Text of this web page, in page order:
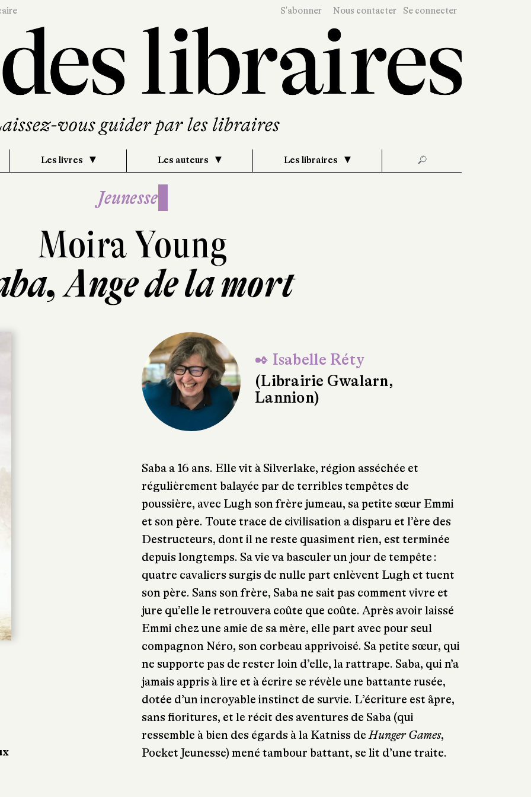
S'abonner Nous contacter Se connecter
Les livres Les auteurs Les libraires 🔎
Jeunesse
Moira Young
Ange de la mort
✒ Isabelle Réty
(Librairie Gwalarn,
Lannion)
Saba a 16 ans. Elle vit à Silverlake, région asséchée et
régulièrement balayée par de terribles tempêtes de
poussière, avec Lugh son frère jumeau, sa petite sœur Emmi
et son père. Toute trace de civilisation a disparu et l’ère des
Destructeurs, dont il ne reste quasiment rien, est terminée
depuis longtemps. Sa vie va basculer un jour de tempête :
quatre cavaliers surgis de nulle part enlèvent Lugh et tuent
son père. Sans son frère, Saba ne sait pas comment vivre et
jure qu’elle le retrouvera coûte que coûte. Après avoir laissé
Emmi chez une amie de sa mère, elle part avec pour seul
compagnon Néro, son corbeau apprivoisé. Sa petite sœur, qui
ne supporte pas de rester loin d’elle, la rattrape. Saba, qui n’a
jamais appris à lire et à écrire se révèle une battante rusée,
dotée d’un incroyable instinct de survie. L’écriture est âpre,
sans fioritures, et le récit des aventures de Saba (qui
ressemble à bien des égards à la Katniss deHunger Games,
Pocket Jeunesse) mené tambour battant, se lit d’une traite.